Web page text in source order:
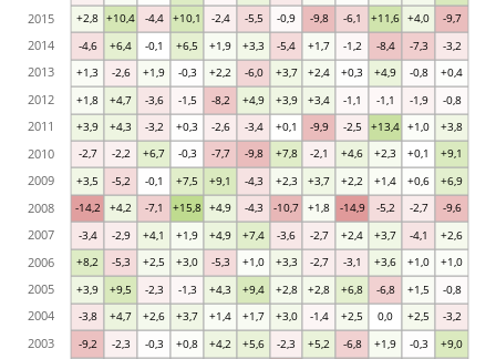
-9,2 -2,3 -0,3 +0,8 +4,2 +5,6 -2,3 +5,2 -6,8 +1,9 -0,3 +9,0
-3,8 +4,7 +2,6 +3,7 +1,4 +1,7 +3,0 -1,4 +2,5 0,0 +2,5 -3,2
+3,9 +9,5 -2,3 -1,3 +4,3 +9,4 +2,8 +2,8 +6,8 -6,8 +1,5 -0,8
+8,2 -5,3 +2,5 +3,0 -5,3 +1,0 +3,3 -2,7 -3,1 +3,6 +1,0 +1,0
-3,4 -2,9 +4,1 +1,9 +4,9 +7,4 -3,6 -2,7 +2,4 +3,7 -4,1 +2,6
-14,2 +4,2 -7,1 +15,8 +4,9 -4,3 -10,7 +1,8 -14,9 -5,2 -2,7 -9,6
+3,5 -5,2 -0,1 +7,5 +9,1 -4,3 +2,3 +3,7 +2,2 +1,4 +0,6 +6,9
-2,7 -2,2 +6,7 -0,3 -7,7 -9,8 +7,8 -2,1 +4,6 +2,3 +0,1 +9,1
+3,9 +4,3 -3,2 +0,3 -2,6 -3,4 +0,1 -9,9 -2,5 +13,4 +1,0 +3,8
+1,8 +4,7 -3,6 -1,5 -8,2 +4,9 +3,9 +3,4 -1,1 -1,1 -1,9 -0,8
+1,3 -2,6 +1,9 -0,3 +2,2 -6,0 +3,7 +2,4 +0,3 +4,9 -0,8 +0,4
-4,6 +6,4 -0,1 +6,5 +1,9 +3,3 -5,4 +1,7 -1,2 -8,4 -7,3 -3,2
+2,8 +10,4 -4,4 +10,1 -2,4 -5,5 -0,9 -9,8 -6,1 +11,6 +4,0 -9,7
2003
2004
2005
2006
2007
2008
2009
2010
2011
2012
2013
2014
2015